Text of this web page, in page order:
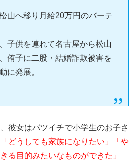
山へ移り月給20万円のバーテ
子供を連れて名古屋から松山
侑子に二股・結婚詐欺被害を
に発展。
彼女はバツイチで小学生のお子さ
「どうしても家族になりたい」「や
る目的みたいなものができた」